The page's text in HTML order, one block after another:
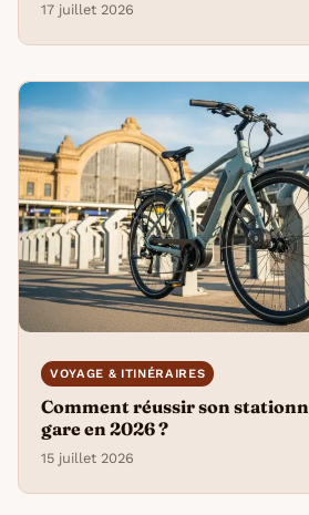
17 juillet 2026
VOYAGE & ITINÉRAIRES
Comment réussir son
gare en 2026 ?
15 juillet 2026